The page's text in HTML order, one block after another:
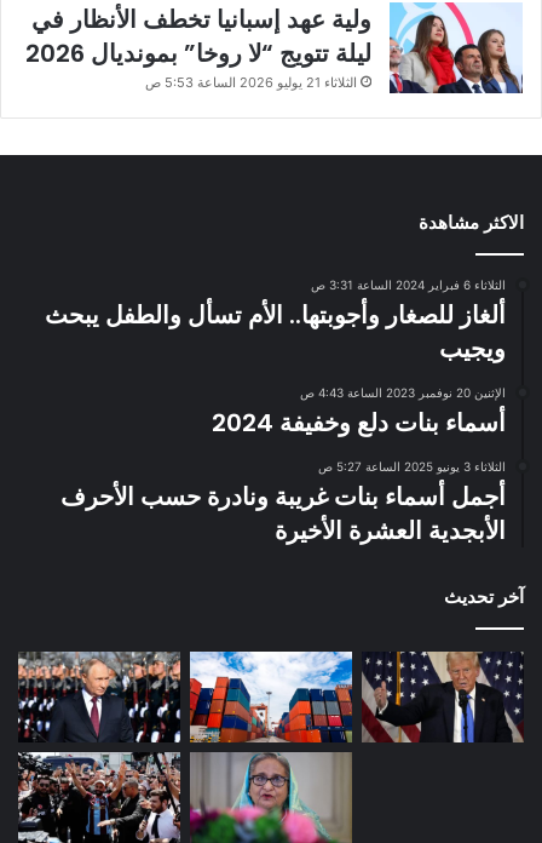
ولية عهد إسبانيا تخطف الأنظار في
ليلة تتويج “لا روخا” بمونديال 2026
الثلاثاء 21 يوليو 2026 الساعة 5:53 ص
الاكثر مشاهدة
الثلاثاء 6 فبراير 2024 الساعة 3:31 ص
ألغاز للصغار وأجوبتها.. الأم تسأل والطفل يبحث
ويجيب
الإثنين 20 نوفمبر 2023 الساعة 4:43 ص
أسماء بنات دلع وخفيفة 2024
الثلاثاء 3 يونيو 2025 الساعة 5:27 ص
أجمل أسماء بنات غريبة ونادرة حسب الأحرف
الأبجدية العشرة الأخيرة
آخر تحديث